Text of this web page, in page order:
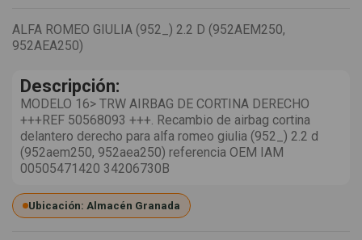
ALFA ROMEO GIULIA (952_) 2.2 D (952AEM250,
952AEA250)
Descripción:
MODELO 16> TRW AIRBAG DE CORTINA DERECHO
+++REF 50568093 +++. Recambio de airbag cortina
delantero derecho para alfa romeo giulia (952_) 2.2 d
(952aem250, 952aea250) referencia OEM IAM
00505471420 34206730B
Ubicación: Almacén Granada